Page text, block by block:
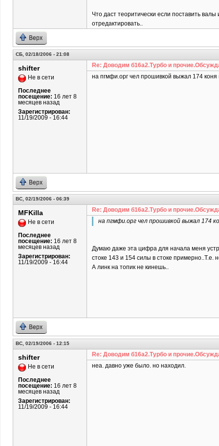
Что даст теоритически если поставить
отредактировать..
Верх
СБ, 02/18/2006 - 21:08
shifter
Не в сети
Последнее
посещение: 16 лет 8
месяцев назад
Зарегистрирован:
11/19/2009 - 16:44
Re: Доводим б16а2.Турбо и
на пгмфи.орг чел прошивкой выжал 174 коня
Верх
ВС, 02/19/2006 - 06:39
MFKilla
Не в сети
Последнее
посещение: 16 лет 8
месяцев назад
Зарегистрирован:
11/19/2009 - 16:44
Re: Доводим б16а2.Турбо и
на пгмфи.орг чел прошивкой выжал 174
Думаю даже эта цифра для начала меня
стоке 143 и 154 силы в стоке примерно..Т.е.
А линк на топик не кинешь..
Верх
ВС, 02/19/2006 - 12:15
shifter
Не в сети
Последнее
посещение: 16 лет 8
месяцев назад
Зарегистрирован:
11/19/2009 - 16:44
Re: Доводим б16а2.Турбо и
неа. давно уже было. но находил.